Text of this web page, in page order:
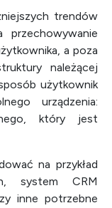
trendów
a poza
należącej
użytkownik
urządzenia:
który jest
na przykład
system CRM
inne potrzebne